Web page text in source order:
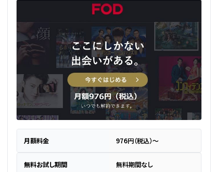
月額料金 976円（税込）～
無料お試し期間 無料期間なし